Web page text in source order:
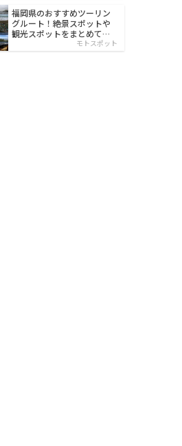
福岡県のおすすめツーリン
グルート！絶景スポットや
観光スポットをまとめて紹
モトスポット